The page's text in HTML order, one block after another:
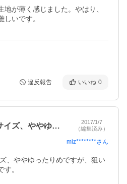
が薄く感じました。やはり、
いです。
違反報告 いいね 0
イズ、ややゆ…
2017/1/7
（編集済み）
miz********さん
、ややゆったりめですが、狙い
。